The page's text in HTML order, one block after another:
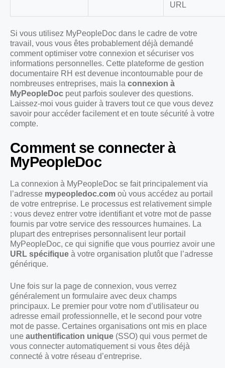
URL
Si vous utilisez MyPeopleDoc dans le cadre de votre
travail, vous vous êtes probablement déjà demandé
comment optimiser votre connexion et sécuriser vos
informations personnelles. Cette plateforme de gestion
documentaire RH est devenue incontournable pour de
nombreuses entreprises, mais la connexion à
MyPeopleDoc peut parfois soulever des questions.
Laissez-moi vous guider à travers tout ce que vous devez
savoir pour accéder facilement et en toute sécurité à votre
compte.
Comment se connecter à
MyPeopleDoc
La connexion à MyPeopleDoc se fait principalement via
l’adresse mypeopledoc.com où vous accédez au portail
de votre entreprise. Le processus est relativement simple
: vous devez entrer votre identifiant et votre mot de passe
fournis par votre service des ressources humaines. La
plupart des entreprises personnalisent leur portail
MyPeopleDoc, ce qui signifie que vous pourriez avoir une
URL spécifique à votre organisation plutôt que l’adresse
générique.
Une fois sur la page de connexion, vous verrez
généralement un formulaire avec deux champs
principaux. Le premier pour votre nom d’utilisateur ou
adresse email professionnelle, et le second pour votre
mot de passe. Certaines organisations ont mis en place
une authentification unique (SSO) qui vous permet de
vous connecter automatiquement si vous êtes déjà
connecté à votre réseau d’entreprise.